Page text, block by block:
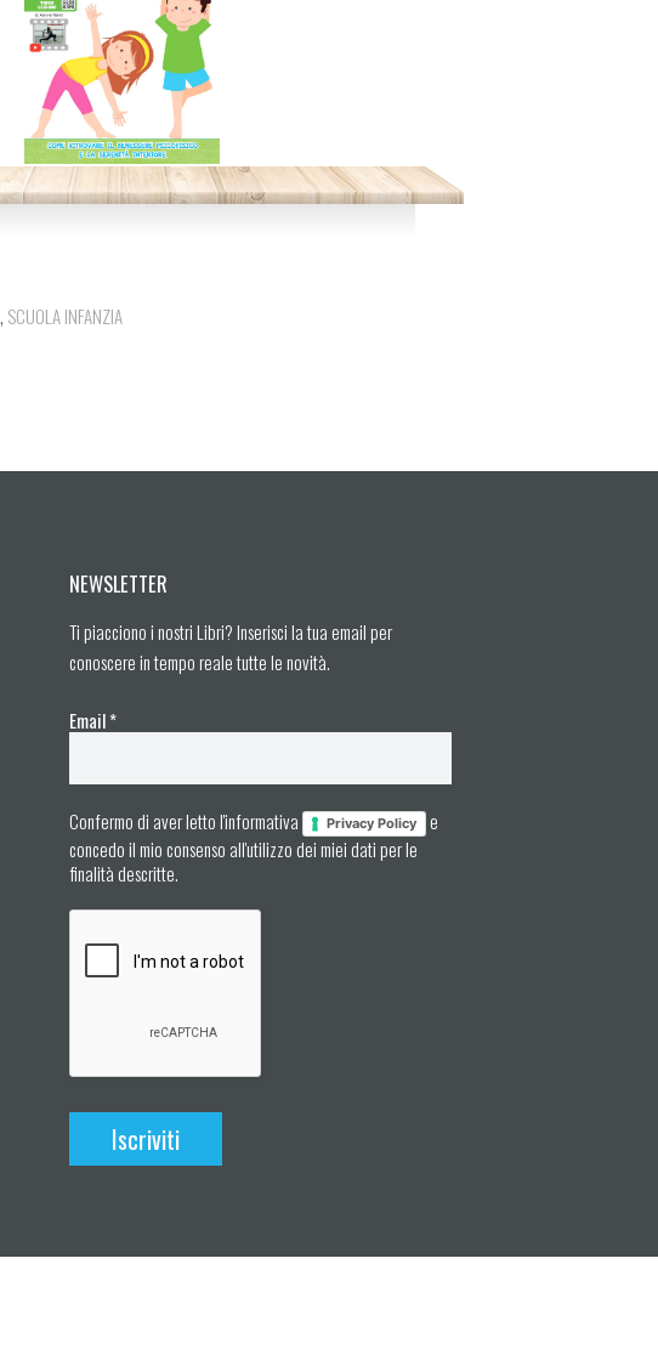
, SCUOLA INFANZIA
NEWSLETTER
Ti piacciono i nostri Libri? Inserisci la tua email per
conoscere in tempo reale tutte le novità.
Email*
Confermo di aver letto l'informativa Privacy Policy
e
concedo il mio consenso all'utilizzo dei miei dati per le
finalità descritte.